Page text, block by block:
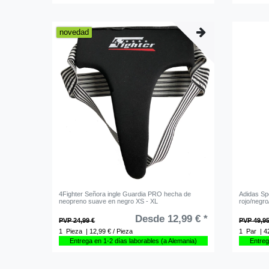
novedad
4Fighter Señora ingle Guardia PRO hecha de
neopreno suave en negro XS - XL
PVP 24,99 € Desde 12,99 € *
1 Pieza
| 12,99 € / Pieza
Entrega en 1-2 días laborables (a Alemania)
Adidas
rojo/
PVP
1
Par
|